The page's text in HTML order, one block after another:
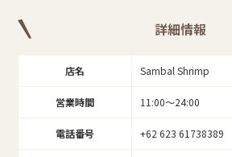
詳細情報
店名 Sambal Shrimp
営業時間 11:00～24:00
電話番号 +62 623 61738389